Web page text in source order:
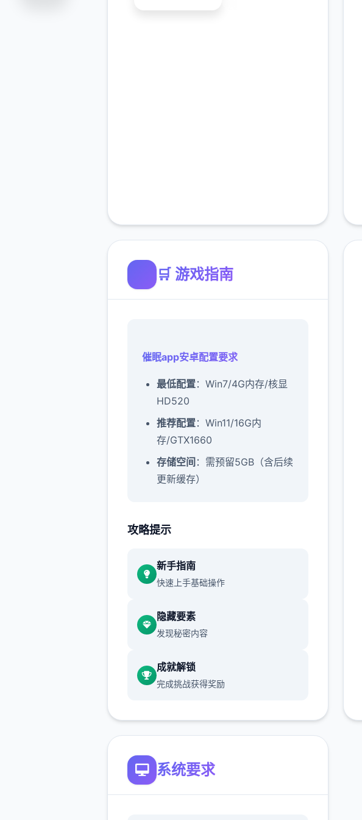
🛒 游戏指南
催眠app安卓配置要求
​最低配置​​：Win7/4G内存/核显
HD520
​推荐配置​​：Win11/16G内
存/GTX1660
​存储空间​ ​：需预留5GB（含后续
更新缓存）
催眠app攻略：
新增chuang戏功能
现在可以进行床戏教学了
体育仓库和保健室均可触发chuang
保健室原本计划在特定时机解锁，
但为方便进度报告版体验，现调整
攻略提示
新手指南
快速上手基础操作
隐藏要素
发现秘密内容
成就解锁
完成挑战获得奖励
系统要求